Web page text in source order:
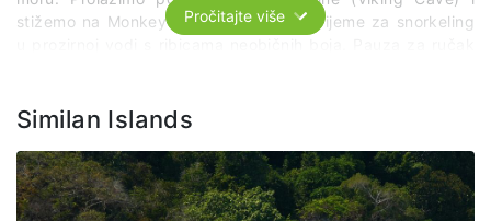
stižemo na Monkey Beach. Slobodno vrijeme za snorkeling
reggaea. Povratak u smještaj u popodnevnim satima.
Cijena uključuje:
povratni prijevoz od hotela do luke i vožnju gliserom
užinu i piće dobrodošlice
Pročitajte više
Similan Islands